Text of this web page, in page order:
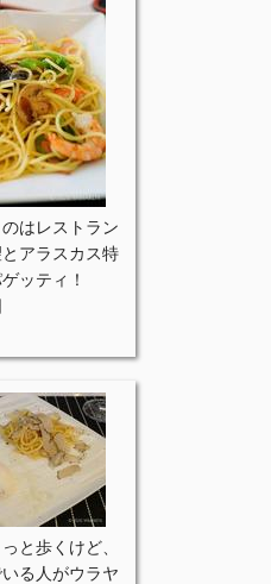
はレストラン
アラスカス特
ッティ！
と歩くけど、
る人がウラヤ